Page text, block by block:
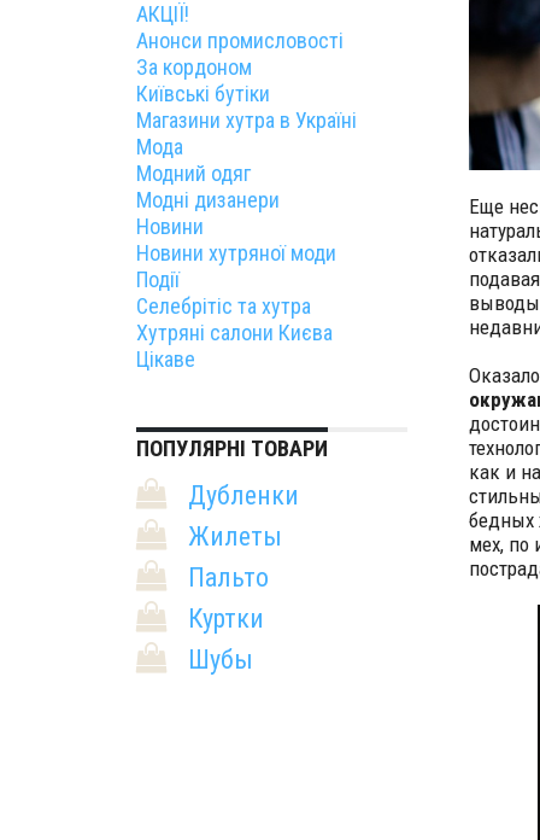
Еще
выводы
как и
бедных
мех, по
АКЦІЇ!
Анонси промисловості
За кордоном
Київські бутіки
Магазини хутра в Україні
Мода
Модний одяг
Модні дизанери
Новини
Новини хутряної моди
Події
Селебрітіс та хутра
Хутряні салони Києва
Цікаве
ПОПУЛЯРНІ ТОВАРИ
Дубленки
Жилеты
Пальто
Куртки
Шубы